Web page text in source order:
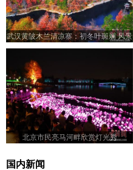
武汉黄陂木兰清凉寨：初冬叶斑斓 风景
美如画
北京市民亮马河畔欣赏灯光秀
国内新闻